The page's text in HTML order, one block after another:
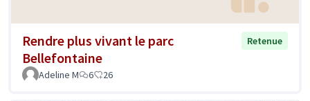
Rendre plus vivant le parc
Bellefontaine
Retenue
Adeline M 6 26